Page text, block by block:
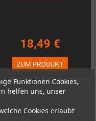
Funktionen Cookies,
helfen uns, unser
Cookies erlaubt
18,49 €
ZUM PRODUKT